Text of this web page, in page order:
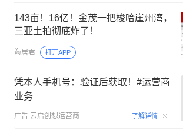
143亩！16亿！金茂一把梭哈崖州湾，
三亚土拍彻底炸了！
海居君 打开APP
凭本人手机号：验证后获取！#运营商
业务
广告 云启创想运营商 了解详情